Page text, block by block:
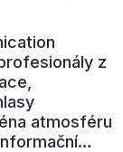
z
atmosféru